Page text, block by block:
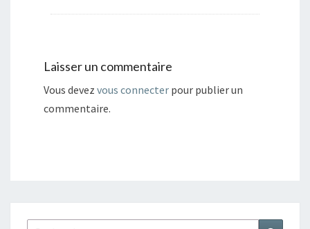
Laisser un commentaire
Vous devez vous connecter pour publier un
commentaire.